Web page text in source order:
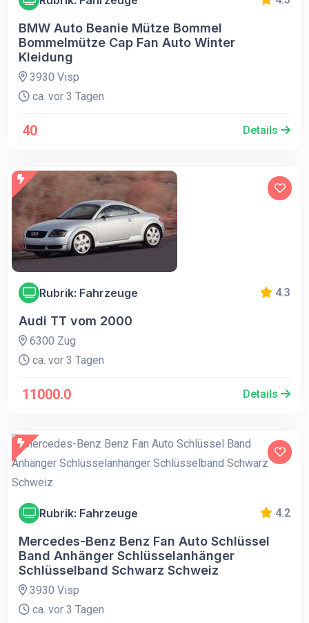
BMW Auto Beanie Mütze Bommel
Bommelmütze Cap Fan Auto Winter
Kleidung
3930 Visp
ca. vor 3 Tagen
40 Details
Rubrik: Fahrzeuge 4.3
Audi TT vom 2000
6300 Zug
ca. vor 3 Tagen
11000.0 Details
Rubrik: Fahrzeuge 4.2
Mercedes-Benz Benz Fan Auto Schlüssel
Band Anhänger Schlüsselanhänger
Schlüsselband Schwarz Schweiz
3930 Visp
ca. vor 3 Tagen